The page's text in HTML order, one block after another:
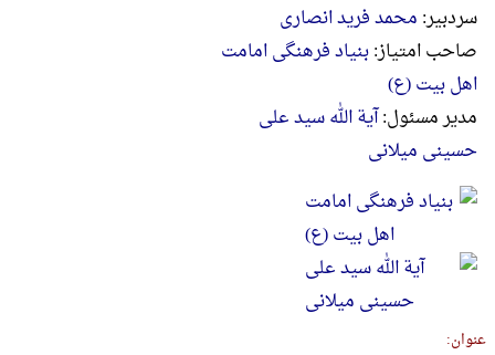
سردبیر: محمد فرید انصاری
صاحب امتیاز:بنیاد فرهنگی امامت
اهل بیت (ع)
مدیر مسئول:آیة الله سید علی
حسینی میلانی
عنوان: